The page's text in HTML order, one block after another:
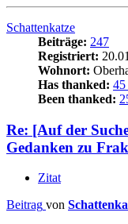
Schattenkatze
Beiträge: 247
Registriert:
Wohnort:
Has thanked: 45
Been thanked:
Re: [Auf der
Gedanken zu
Zitat
Beitrag von